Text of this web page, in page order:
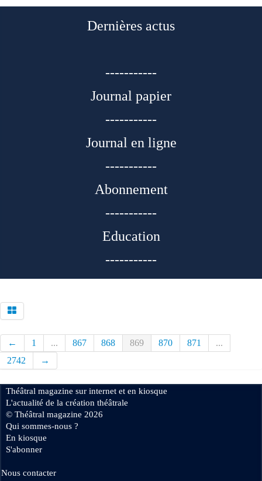
Dernières actus
-----------
Journal papier
-----------
Journal en ligne
-----------
Abonnement
-----------
Education
-----------
← 1 ... 867 868 869 870 871
...
2742
→
Théâtral magazine sur internet et en kiosque
L'actualité de la création théâtrale
© Théâtral magazine 2026
Qui sommes-nous ?
En kiosque
S'abonner
Nous contacter